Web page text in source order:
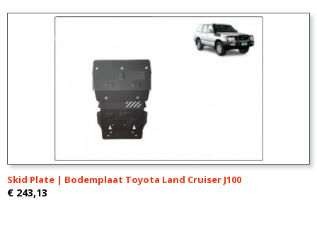
Skid Plate | Bodemplaat Toyota Land Cruiser J100
€ 243,13